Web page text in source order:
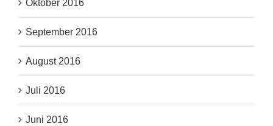
Oktober 2016
September 2016
August 2016
Juli 2016
Juni 2016